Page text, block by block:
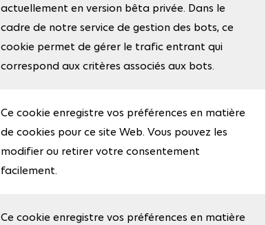
actuellement en version bêta privée. Dans le
cadre de notre service de gestion des bots, ce
cookie permet de gérer le trafic entrant qui
correspond aux critères associés aux bots.
Ce cookie enregistre vos préférences en matière
de cookies pour ce site Web. Vous pouvez les
modifier ou retirer votre consentement
facilement.
Ce cookie enregistre vos préférences en matière